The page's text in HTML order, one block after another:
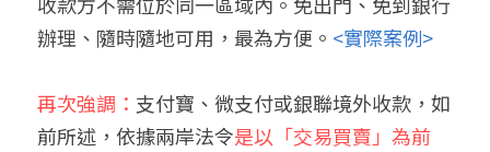
辦理、隨時隨地可用，最為方便。 <實際案例>
再次強調： 支付寶、微支付或銀聯境外收款，如
前所述，依據兩岸法令是以「交易買賣」為前